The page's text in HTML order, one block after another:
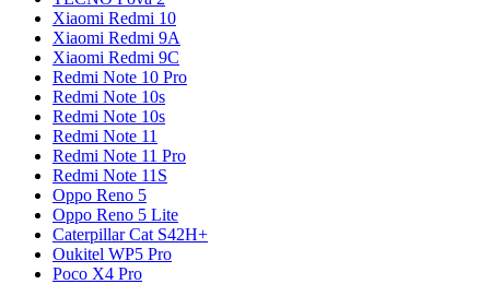
Xiaomi Redmi 10
Xiaomi Redmi 9A
Xiaomi Redmi 9C
Redmi Note 10 Pro
Redmi Note 10s
Redmi Note 10s
Redmi Note 11
Redmi Note 11 Pro
Redmi Note 11S
Oppo Reno 5
Oppo Reno 5 Lite
Caterpillar Cat S42H+
Oukitel WP5 Pro
Poco X4 Pro